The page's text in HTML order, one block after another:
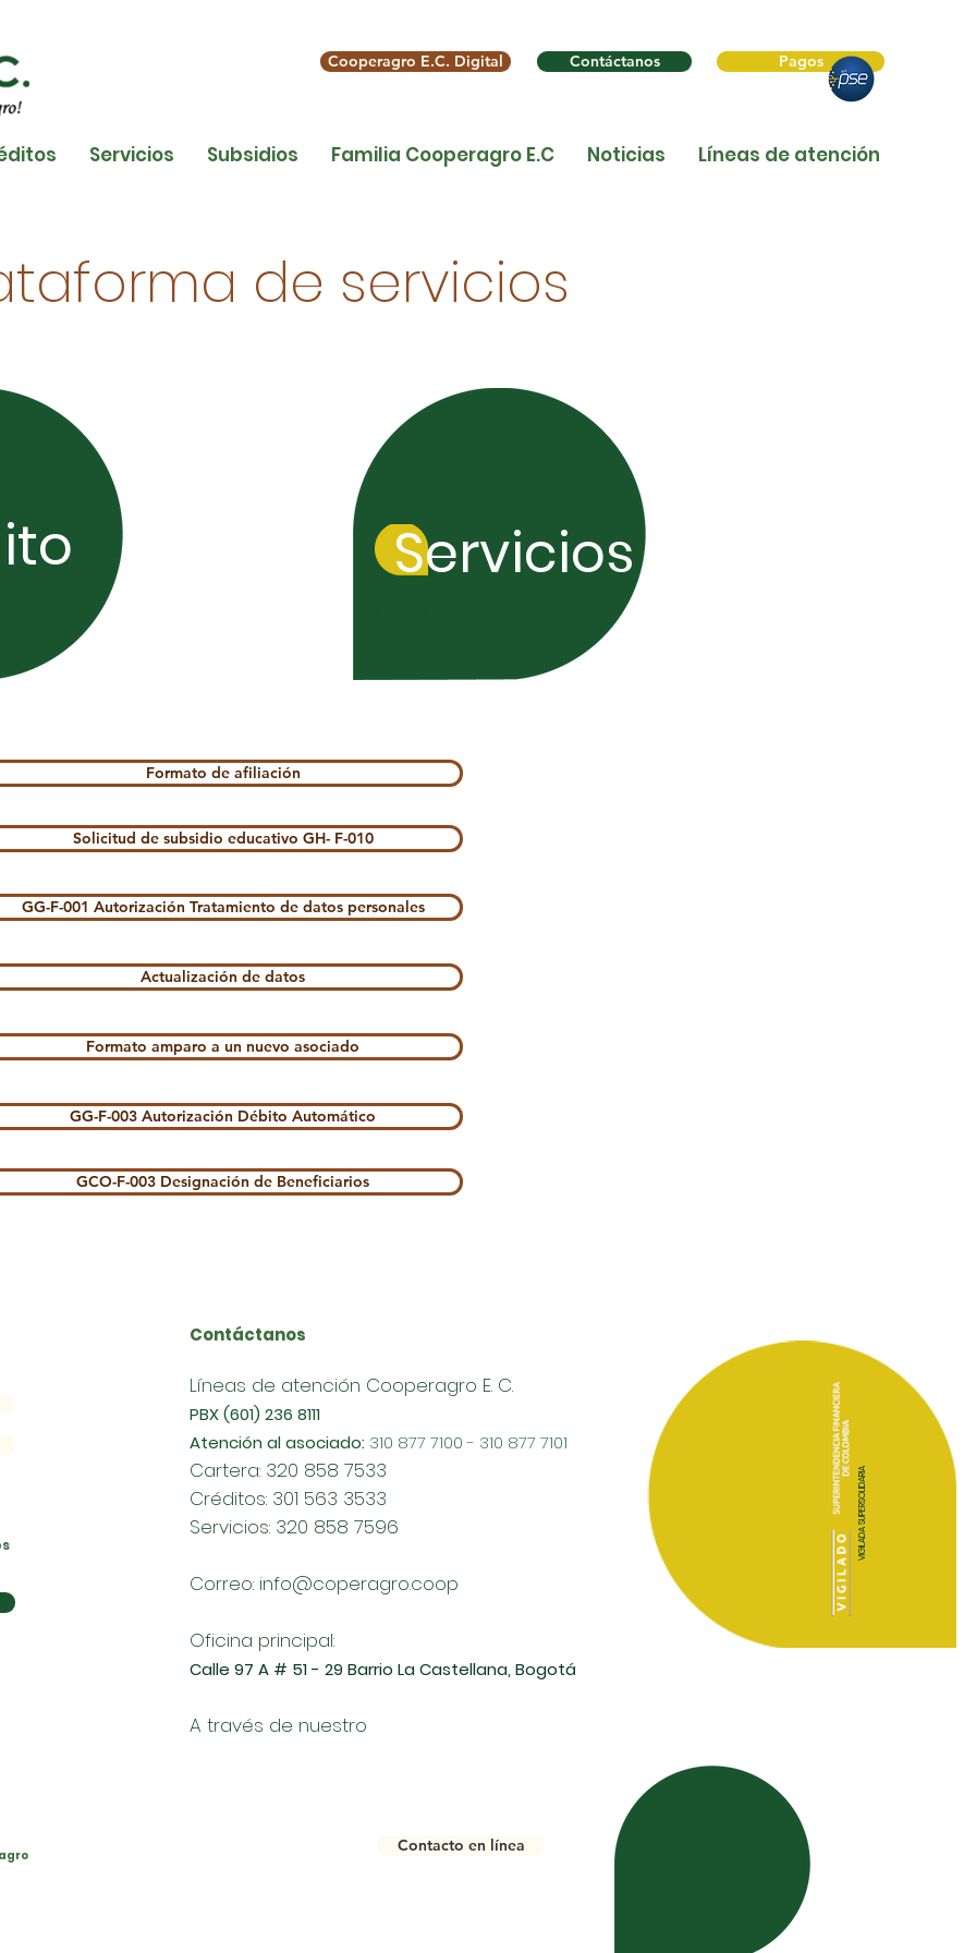
Pagos
Contáctanos
Cooperagro E.C. Digital
Servicios Subsidios Familia Cooperagro E.C Noticias Líneas de atención
de servicios
Servicios
Formato de afiliación
Solicitud de subsidio educativo GH- F-010
GG-F-001 Autorización Tratamiento de datos personales
Actualización de datos
Formato amparo a un nuevo asociado
GG-F-003 Autorización Débito Automático
GCO-F-003 Designación de Beneficiarios
Contáctanos
Líneas de atención Cooperagro E. C.
PBX (601) 236 8111
Atención al asociado: 310 877 7100 - 310 877 7101
Cartera: 320 858 7533
Créditos: 301 563 3533
Servicios: 320 858 7596
Correo: info@coperagro.coop
Oficina principal:
Calle 97 A # 51 - 29 Barrio La Castellana, Bogotá
A través de nuestro
Contacto en línea
VIGILADA SUPERSOLIDARIA